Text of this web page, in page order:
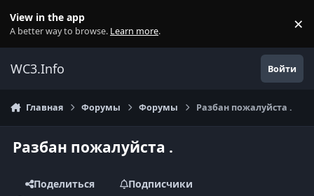
View in the app
A better way to browse. Learn more. ×
WC3.Info Войти
Главная Форумы Форумы Разбан пожалуйста .
Разбан пожалуйста .
Поделиться
Подписчики